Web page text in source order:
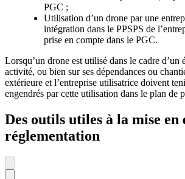
PGC ;
Utilisation d’un drone par une
intégration dans le PPSPS de
prise en compte dans le PGC.
Lorsqu’un drone est utilisé dans le cadre d’un
activité, ou bien sur ses dépendances ou
extérieure et l’entreprise utilisatrice doivent
engendrés par cette utilisation dans le plan de
Des outils utiles à la mise
réglementation